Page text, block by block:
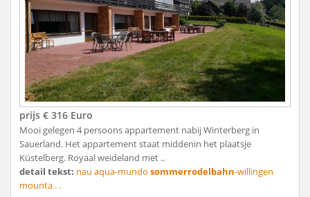
prijs € 316 Euro
Mooi gelegen 4 persoons appartement nabij Winterberg in
Sauerland. Het appartement staat middenin het plaatsje
Küstelberg. Royaal weideland met ..
detail tekst: nau aqua-mundo sommerrodelbahn-willingen
mounta . .